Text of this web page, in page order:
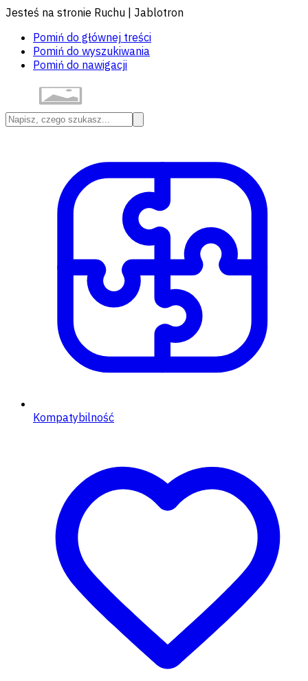
Jesteś na stronie Ruchu | Jablotron
Pomiń do głównej treści
Pomiń do wyszukiwania
Pomiń do nawigacji
Kompatybilność